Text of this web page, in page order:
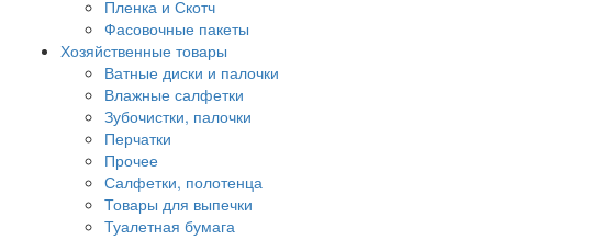
Пленка и Скотч
Фасовочные пакеты
Хозяйственные товары
Ватные диски и палочки
Влажные салфетки
Зубочистки, палочки
Перчатки
Прочее
Салфетки, полотенца
Товары для выпечки
Туалетная бумага